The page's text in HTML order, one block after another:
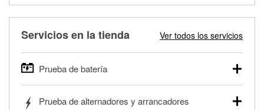
Servicios en la tienda Ver todos los servicios
Prueba de batería
autos, camionetas, SUVs, vehículos comerciales y
Prueba de alternadores y arrancadores